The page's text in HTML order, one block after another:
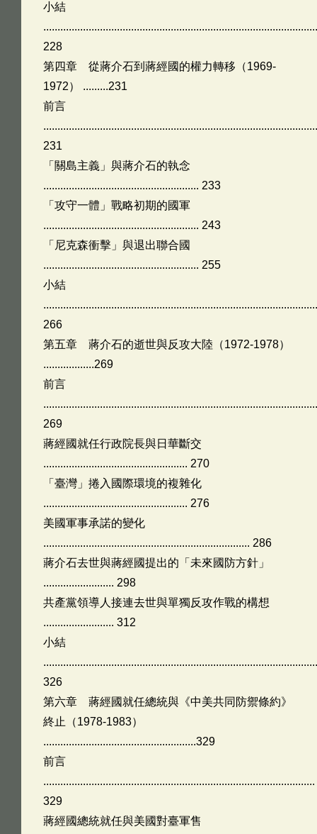
小結
228
第四章 從蔣介石到蔣經國的權力轉移（1969-
1972） .........231
前言
231
「關島主義」與蔣介石的執念
....................................................... 233
「攻守一體」戰略初期的國軍
....................................................... 243
「尼克森衝擊」與退出聯合國
....................................................... 255
小結
266
第五章 蔣介石的逝世與反攻大陸（1972-1978）
..................269
前言
269
蔣經國就任行政院長與日華斷交
................................................... 270
「臺灣」捲入國際環境的複雜化
................................................... 276
美國軍事承諾的變化
......................................................................... 286
蔣介石去世與蔣經國提出的「未來國防方針」
......................... 298
共產黨領導人接連去世與單獨反攻作戰的構想
......................... 312
小結
326
第六章 蔣經國就任總統與《中美共同防禦條約》
終止（1978-1983）
......................................................329
前言
................................................................................................
329
蔣經國總統就任與美國對臺軍售